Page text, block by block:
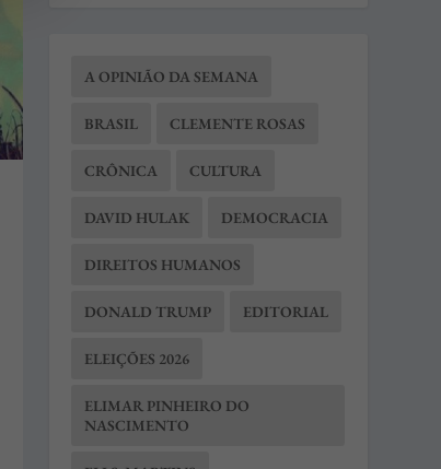
A OPINIÃO DA SEMANA
BRASIL CLEMENTE ROSAS
CRÔNICA CULTURA
DAVID HULAK DEMOCRACIA
DIREITOS HUMANOS
DONALD TRUMP EDITORIAL
ELEIÇÕES 2026
ELIMAR PINHEIRO DO
NASCIMENTO